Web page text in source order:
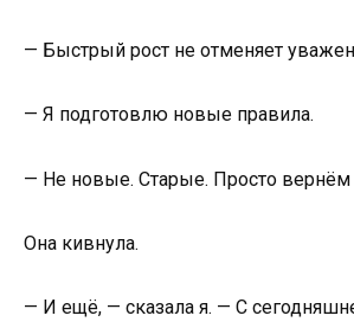
— Быстрый рост не отменяет
— Я подготовлю новые правила.
— Не новые. Старые. Просто вернём
Она кивнула.
— И ещё, — сказала я. — С